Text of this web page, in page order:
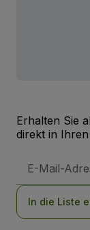
Erhalten Sie
direkt in
Mail-
In die Liste